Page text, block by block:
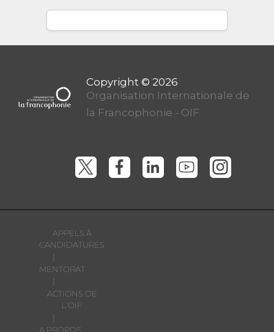
APPELS À
CANDIDATURES
MENTORAT
ACTIONS DE
L'OIF
A PROPOS
Organisation Internationale de
la Francophonie - OIF